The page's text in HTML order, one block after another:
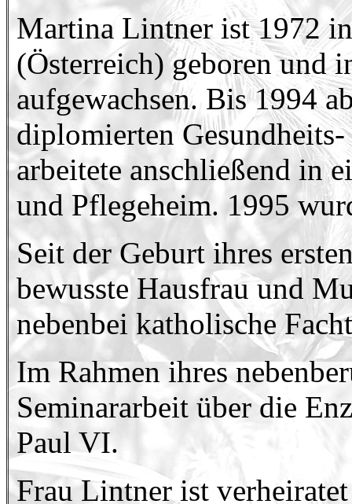
Martina Lintner ist 1972
(Österreich) geboren und
aufgewachsen. Bis 1994
diplomierten
arbeitete anschließend in
und Pflegeheim. 1995
Seit der Geburt ihres
bewusste Hausfrau und
nebenbei katholische
Im Rahmen ihres
Seminararbeit über die
Paul VI.
Frau Lintner ist